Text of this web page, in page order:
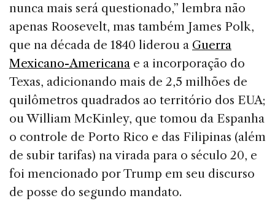
nunca mais será questionado,” lembra não
apenas Roosevelt, mas também James Polk,
que na década de 1840 liderou a Guerra
Mexicano-Americana e a incorporação do
Texas, adicionando mais de 2,5 milhões de
quilômetros quadrados ao território dos EUA;
ou William McKinley, que tomou da Espanha
o controle de Porto Rico e das Filipinas (além
de subir tarifas) na virada para o século 20, e
foi mencionado por Trump em seu discurso
de posse do segundo mandato.